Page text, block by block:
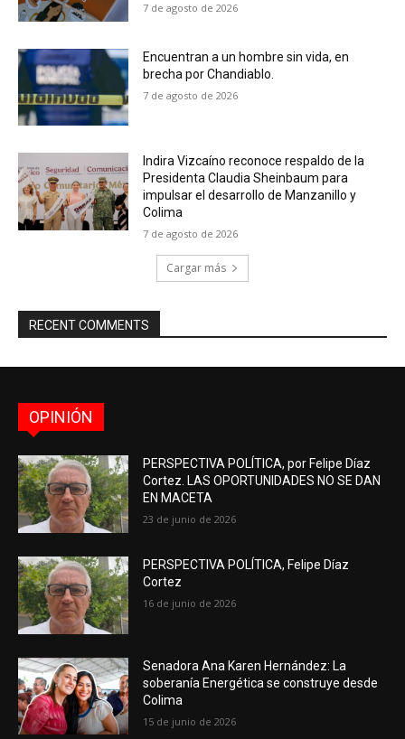
7 de agosto de 2026
Encuentran a un hombre sin vida, en
brecha por Chandiablo.
7 de agosto de 2026
Indira Vizcaíno reconoce respaldo de la
Presidenta Claudia Sheinbaum para
impulsar el desarrollo de Manzanillo y
Colima
7 de agosto de 2026
Cargar más
RECENT COMMENTS
OPINIÓN
PERSPECTIVA POLÍTICA, por Felipe Díaz
Cortez. LAS OPORTUNIDADES NO SE DAN
EN MACETA
23 de junio de 2026
PERSPECTIVA POLÍTICA, Felipe Díaz
Cortez
16 de junio de 2026
Senadora Ana Karen Hernández: La
soberanía Energética se construye desde
Colima
15 de junio de 2026